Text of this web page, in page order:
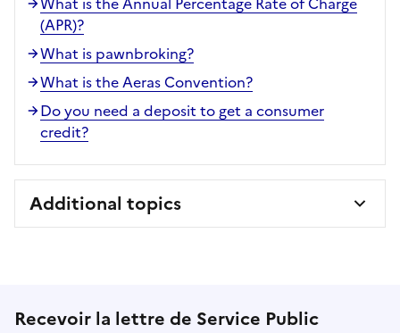
(APR)?
What is pawnbroking?
What is the Aeras Convention?
Do you need a deposit to get a consumer
credit?
Additional topics
Recevoir la lettre de Service Public